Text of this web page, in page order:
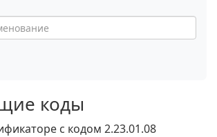
коды
с кодом 2.23.01.08